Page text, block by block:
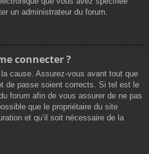
un administrateur du forum.
connecter ?
cause. Assurez-vous avant tout que
de passe soient corrects. Si tel est le
forum afin de vous assurer de ne pas
que le propriétaire du site
et qu’il soit nécessaire de la